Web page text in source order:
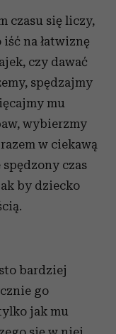
czasu się liczy,
na łatwiznę
czy dawać
spędzajmy
mu
wybierzmy
w ciekawą
czas
by dziecko
bardziej
go
jak mu